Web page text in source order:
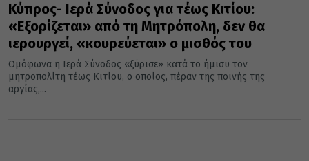
Κύπρος- Ιερά Σύνοδος για τέως Κιτίου:
«Εξορίζεται» από τη Μητρόπολη, δεν θα
ιερουργεί, «κουρεύεται» ο μισθός του
Ομόφωνα η Ιερά Σύνοδος «ξύρισε» κατά το ήμισυ τον
μητροπολίτη τέως Κιτίου, ο οποίος, πέραν της ποινής της
αργίας,...